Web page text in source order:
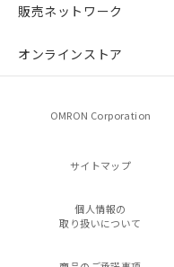
販売ネットワーク
オンラインストア
OMRON Corporation
サイトマップ
個人情報の
取り扱いについて